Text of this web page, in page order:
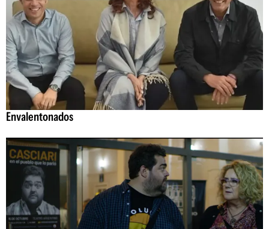
Envalentonados